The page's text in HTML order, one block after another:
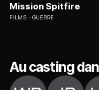
Mission Spitfire
FILMS GUERRE
Au casting